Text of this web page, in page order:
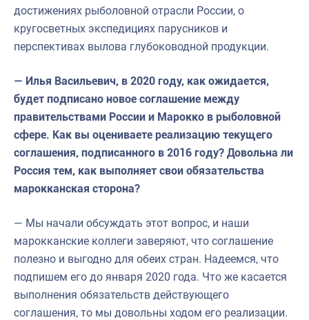
достижениях рыболовной отрасли России, о
кругосветных экспедициях парусников и
перспективах вылова глубоководной продукции.
— Илья Васильевич, в 2020 году, как ожидается,
будет подписано новое соглашение между
правительствами России и Марокко в рыболовной
сфере. Как вы оцениваете реализацию текущего
соглашения, подписанного в 2016 году? Довольна ли
Россия тем, как выполняет свои обязательства
марокканская сторона?
— Мы начали обсуждать этот вопрос, и наши
марокканские коллеги заверяют, что соглашение
полезно и выгодно для обеих стран. Надеемся, что
подпишем его до января 2020 года. Что же касается
выполнения обязательств действующего
соглашения, то мы довольны ходом его реализации.